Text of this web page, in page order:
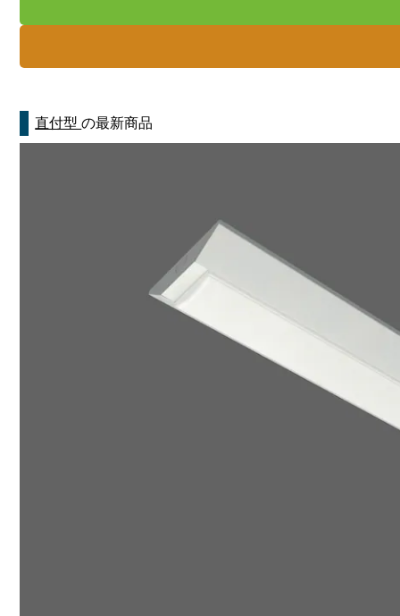
直付型の最新商品